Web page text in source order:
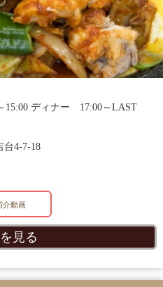
ディナー 17:00～LAST
4‐7‐18
介動画
見る